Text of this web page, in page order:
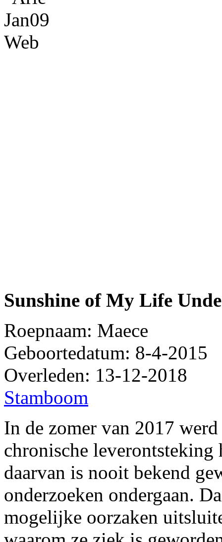
Sunshine of My Life
Roepnaam: Maece
Geboortedatum: 8-4-2015
Overleden: 13-12-2018
Stamboom
In de zomer van 2017
chronische leverontsteking
daarvan is nooit bekend
onderzoeken ondergaan.
mogelijke oorzaken